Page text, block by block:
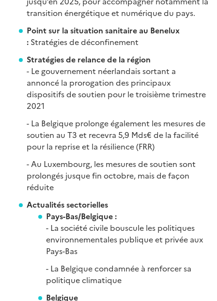
transition énergétique et numérique du pays.
Point sur la situation sanitaire au Benelux
: Stratégies de déconfinement
Stratégies de relance de la région
- Le gouvernement néerlandais sortant a
annoncé la prorogation des principaux
dispositifs de soutien pour le troisième trimestre
2021
- La Belgique prolonge également les mesures de
soutien au T3 et recevra 5,9 Mds€ de la facilité
pour la reprise et la résilience (FRR)
- Au Luxembourg, les mesures de soutien sont
prolongés jusque fin octobre, mais de façon
réduite
Actualités sectorielles
Pays-Bas/Belgique :
- La société civile bouscule les politiques
environnementales publique et privée aux
Pays-Bas
- La Belgique condamnée à renforcer sa
politique climatique
Belgique